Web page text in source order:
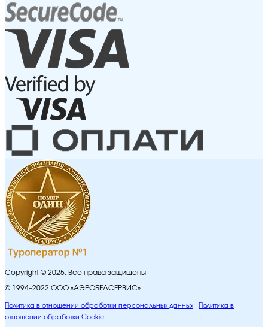
Copyright © 2025. Все права защищены
© 1994–2022 ООО «АЭРОБЕЛСЕРВИС»
Политика в отношении обработки персональных данных
Политика в
отношении обработки Cookie